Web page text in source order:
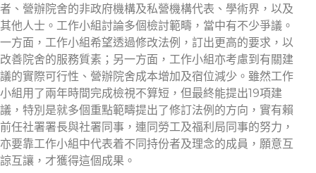
者、營辦院舍的非政府機構及私營機構代表、學術界，以及
其他人士。工作小組討論多個檢討範疇，當中有不少爭議。
一方面，工作小組希望透過修改法例，訂出更高的要求，以
改善院舍的服務質素；另一方面，工作小組亦考慮到有關建
議的實際可行性、營辦院舍成本增加及宿位減少。雖然工作
小組用了兩年時間完成檢視不算短，但最終能提出19項建
議，特別是就多個重點範疇提出了修訂法例的方向，實有賴
前任社署署長與社署同事，連同勞工及福利局同事的努力，
亦要靠工作小組中代表着不同持份者及理念的成員，願意互
諒互讓，才獲得這個成果。